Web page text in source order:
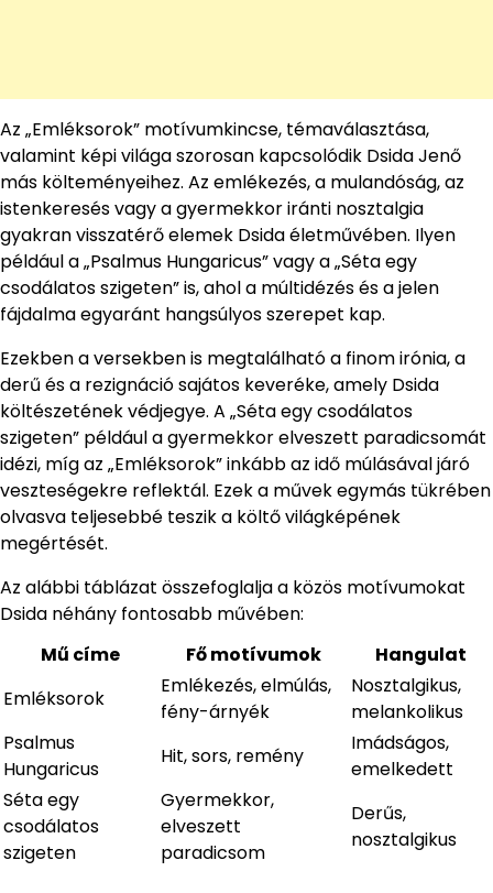
Az „Emléksorok” motívumkincse, témaválasztása,
valamint képi világa szorosan kapcsolódik Dsida Jenő
más költeményeihez. Az emlékezés, a mulandóság, az
istenkeresés vagy a gyermekkor iránti nosztalgia
gyakran visszatérő elemek Dsida életművében. Ilyen
például a „Psalmus Hungaricus” vagy a „Séta egy
csodálatos szigeten” is, ahol a múltidézés és a jelen
fájdalma egyaránt hangsúlyos szerepet kap.
Ezekben a versekben is megtalálható a finom irónia, a
derű és a rezignáció sajátos keveréke, amely Dsida
költészetének védjegye. A „Séta egy csodálatos
szigeten” például a gyermekkor elveszett paradicsomát
idézi, míg az „Emléksorok” inkább az idő múlásával járó
veszteségekre reflektál. Ezek a művek egymás tükrében
olvasva teljesebbé teszik a költő világképének
megértését.
Az alábbi táblázat összefoglalja a közös motívumokat
Dsida néhány fontosabb művében:
Mű címe
Fő motívumok
Hangulat
Emléksorok
Emlékezés, elmúlás,
fény-árnyék
Nosztalgikus,
melankolikus
Psalmus
Hungaricus
Hit, sors, remény
Imádságos,
emelkedett
Séta egy
csodálatos
szigeten
Gyermekkor,
elveszett
paradicsom
Derűs,
nosztalgikus